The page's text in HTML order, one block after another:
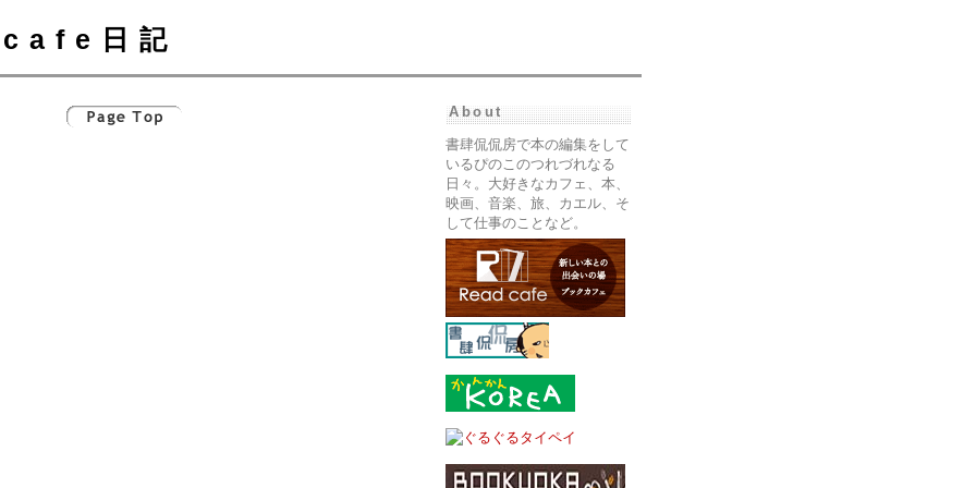
cafe日記
About
書肆侃侃房で本の編集をして
いるぴのこのつれづれなる
日々。大好きなカフェ、本、
映画、音楽、旅、カエル、そ
して仕事のことなど。